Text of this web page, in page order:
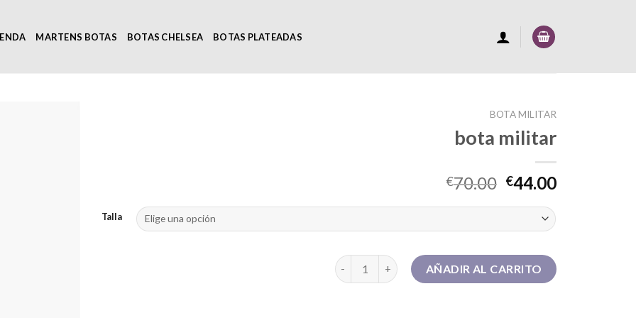
MARTENS BOTAS BOTAS CHELSEA BOTAS PLATEADAS
BOTA MILITAR
bota militar
€70.00 €44.00
Talla
bota militar cantidadAÑADIR AL CARRITO